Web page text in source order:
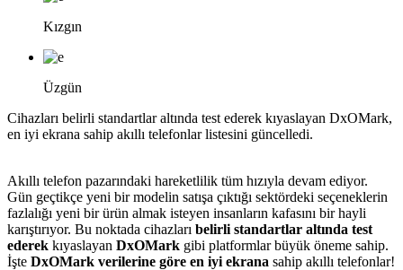
Kızgın
Üzgün
Cihazları belirli standartlar altında test ederek kıyaslayan DxOMark,
en iyi ekrana sahip akıllı telefonlar listesini güncelledi.
Akıllı telefon pazarındaki hareketlilik tüm hızıyla devam ediyor.
Gün geçtikçe yeni bir modelin satışa çıktığı sektördeki seçeneklerin
fazlalığı yeni bir ürün almak isteyen insanların kafasını bir hayli
karıştırıyor. Bu noktada cihazları belirli standartlar altında test
ederek kıyaslayan DxOMark gibi platformlar büyük öneme sahip.
İşte DxOMark verilerine göre en iyi ekrana sahip akıllı telefonlar!